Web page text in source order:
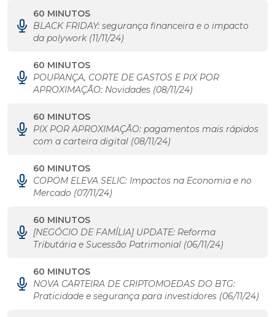
60 MINUTOS
BLACK FRIDAY: segurança financeira e o impacto
da polywork (11/11/24)
60 MINUTOS
POUPANÇA, CORTE DE GASTOS E PIX POR
APROXIMAÇÃO: Novidades (08/11/24)
60 MINUTOS
PIX POR APROXIMAÇÃO: pagamentos mais rápidos
com a carteira digital (08/11/24)
60 MINUTOS
COPOM ELEVA SELIC: Impactos na Economia e no
Mercado (07/11/24)
60 MINUTOS
[NEGÓCIO DE FAMÍLIA] UPDATE: Reforma
Tributária e Sucessão Patrimonial (06/11/24)
60 MINUTOS
NOVA CARTEIRA DE CRIPTOMOEDAS DO BTG:
Praticidade e segurança para investidores (06/11/24)